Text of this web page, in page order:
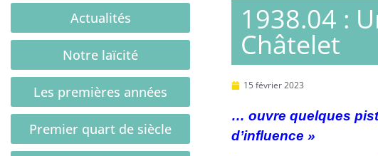
Actualités
Notre laïcité
Les premières années
Premier quart de siècle
1938.04 :
Châtelet
15 février 2023
… ouvre quelques
d’influence »